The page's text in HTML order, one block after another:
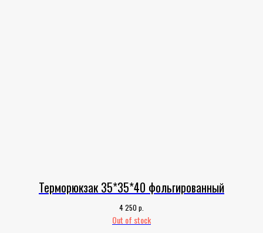
Терморюкзак 35*35*40 фольгированный
4 250 р.
Out of stock